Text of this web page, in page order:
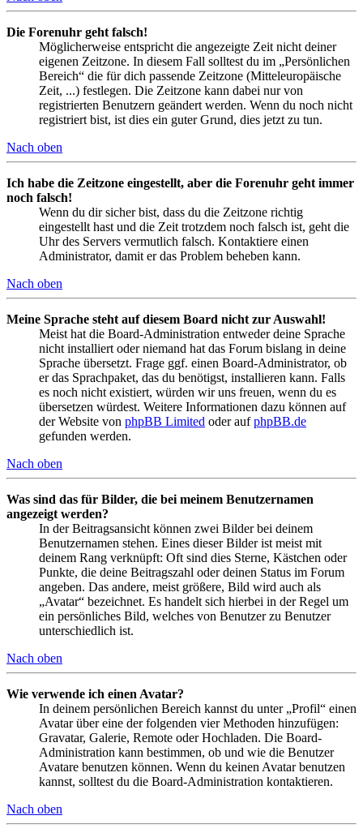
Die Forenuhr geht falsch!
Möglicherweise entspricht die angezeigte Zeit nicht deiner
eigenen Zeitzone. In diesem Fall solltest du im „Persönlichen
Bereich“ die für dich passende Zeitzone (Mitteleuropäische
Zeit, ...) festlegen. Die Zeitzone kann dabei nur von
registrierten Benutzern geändert werden. Wenn du noch nicht
registriert bist, ist dies ein guter Grund, dies jetzt zu tun.
Nach oben
Ich habe die Zeitzone eingestellt, aber die Forenuhr geht immer
noch falsch!
Wenn du dir sicher bist, dass du die Zeitzone richtig
eingestellt hast und die Zeit trotzdem noch falsch ist, geht die
Uhr des Servers vermutlich falsch. Kontaktiere einen
Administrator, damit er das Problem beheben kann.
Nach oben
Meine Sprache steht auf diesem Board nicht zur Auswahl!
Meist hat die Board-Administration entweder deine Sprache
nicht installiert oder niemand hat das Forum bislang in deine
Sprache übersetzt. Frage ggf. einen Board-Administrator, ob
er das Sprachpaket, das du benötigst, installieren kann. Falls
es noch nicht existiert, würden wir uns freuen, wenn du es
übersetzen würdest. Weitere Informationen dazu können auf
der Website von phpBB Limited oder aufphpBB.de
gefunden werden.
Nach oben
Was sind das für Bilder, die bei meinem Benutzernamen
angezeigt werden?
In der Beitragsansicht können zwei Bilder bei deinem
Benutzernamen stehen. Eines dieser Bilder ist meist mit
deinem Rang verknüpft: Oft sind dies Sterne, Kästchen oder
Punkte, die deine Beitragszahl oder deinen Status im Forum
angeben. Das andere, meist größere, Bild wird auch als
„Avatar“ bezeichnet. Es handelt sich hierbei in der Regel um
ein persönliches Bild, welches von Benutzer zu Benutzer
unterschiedlich ist.
Nach oben
Wie verwende ich einen Avatar?
In deinem persönlichen Bereich kannst du unter „Profil“ einen
Avatar über eine der folgenden vier Methoden hinzufügen:
Gravatar, Galerie, Remote oder Hochladen. Die Board-
Administration kann bestimmen, ob und wie die Benutzer
Avatare benutzen können. Wenn du keinen Avatar benutzen
kannst, solltest du die Board-Administration kontaktieren.
Nach oben